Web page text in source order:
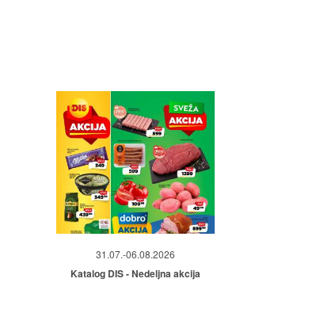
31.07.-06.08.2026
Katalog DIS - Nedeljna akcija